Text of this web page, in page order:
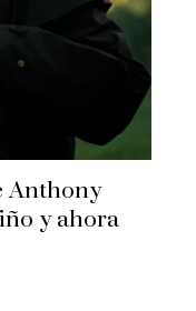
Anthony
y ahora